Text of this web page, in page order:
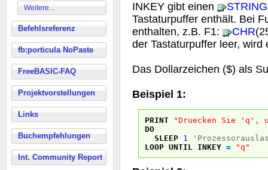
Weitere...
Befehlsreferenz
fb:porticula NoPaste
FreeBASIC-FAQ
Projektvorstellungen
Links
Buchempfehlungen
Int. Community Report
INKEY gibt einen STRING
Tastaturpuffer enthält. Bei
enthalten, z.B. F1:
CHR
der Tastaturpuffer leer,
Das Dollarzeichen ($) als
Beispiel 1:
PRINT
"Druecken Sie 'q',
DO
SLEEP 1
LOOP UNTIL INKEY = "q"